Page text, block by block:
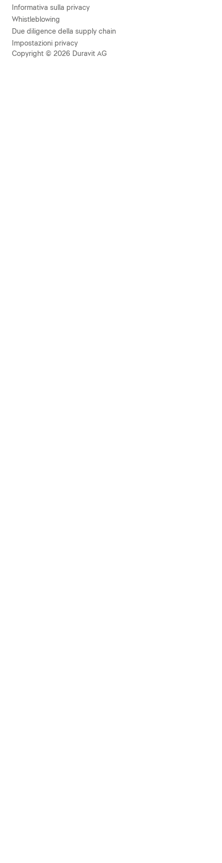
Informativa sulla privacy
Whistleblowing
Due diligence della supply chain
Impostazioni privacy
Copyright © 2026 Duravit AG